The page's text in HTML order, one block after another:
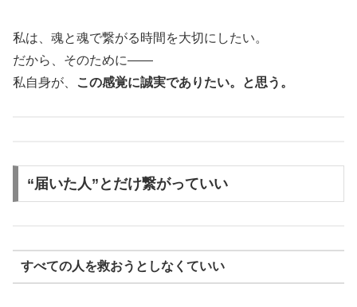
私は、魂と魂で繋がる時間を大切にしたい。
だから、そのために——
私自身が、
この感覚に誠実でありたい。と思う。
“届いた人”とだけ繋がっていい
すべての人を救おうとしなくていい